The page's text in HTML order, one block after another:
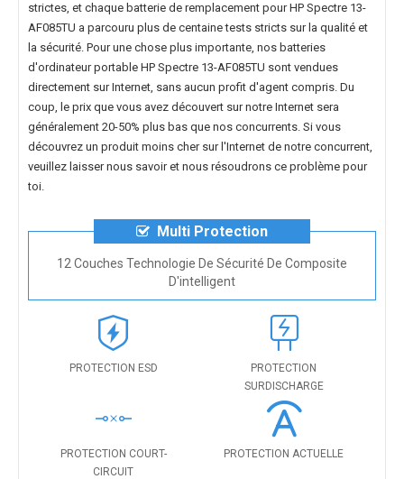
strictes, et chaque batterie de remplacement pour HP Spectre 13-
AF085TU a parcouru plus de centaine tests stricts sur la qualité et
la sécurité. Pour une chose plus importante, nos batteries
d'ordinateur portable HP Spectre 13-AF085TU sont vendues
directement sur Internet, sans aucun profit d'agent compris. Du
coup, le prix que vous avez découvert sur notre Internet sera
généralement 20-50% plus bas que nos concurrents. Si vous
découvrez un produit moins cher sur l'Internet de notre concurrent,
veuillez laisser nous savoir et nous résoudrons ce problème pour
toi.
Multi Protection
12 Couches Technologie De Sécurité De Composite
D'intelligent
PROTECTION ESD
PROTECTION
SURDISCHARGE
PROTECTION COURT-
CIRCUIT
PROTECTION ACTUELLE